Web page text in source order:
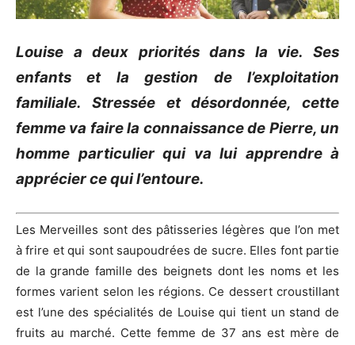
Louise a deux priorités dans la vie. Ses
enfants et la gestion de l’exploitation
familiale. Stressée et désordonnée, cette
femme va faire la connaissance de Pierre, un
homme particulier qui va lui apprendre à
apprécier ce qui l’entoure.
Les Merveilles sont des pâtisseries légères que l’on met
à frire et qui sont saupoudrées de sucre. Elles font partie
de la grande famille des beignets dont les noms et les
formes varient selon les régions. Ce dessert croustillant
est l’une des spécialités de Louise qui tient un stand de
fruits au marché. Cette femme de 37 ans est mère de